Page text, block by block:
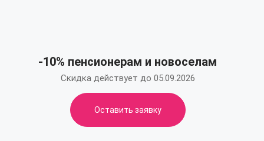
-10% пенсионерам и новоселам
Скидка действует до 05.09.2026
Оставить заявку